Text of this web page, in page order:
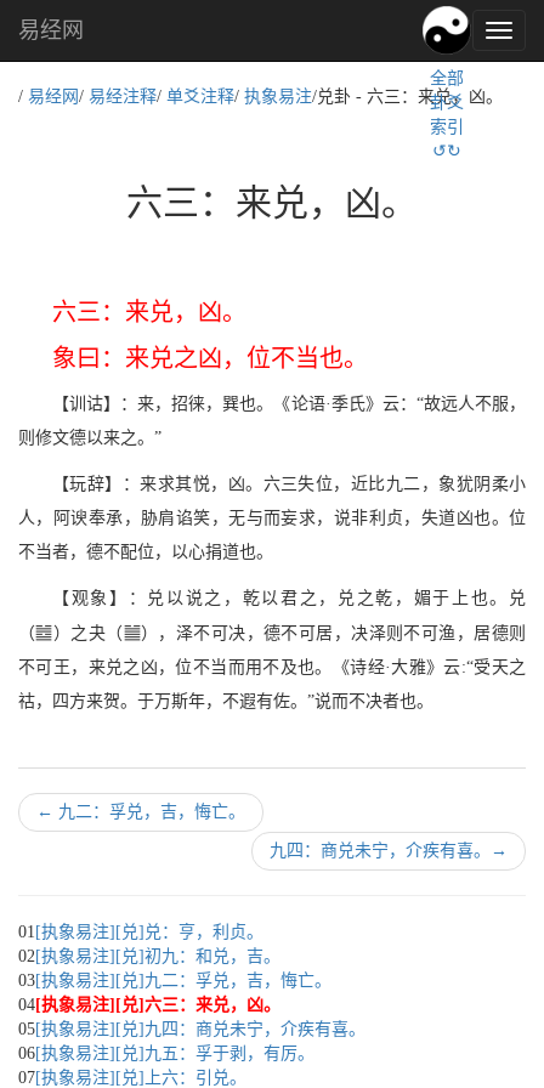
易
经
易经网
全部
卦爻
索引
↺↻
/ 易经网 / 易经注释/ 单爻注释/ 执象易注/兑卦 - 六三：来兑，凶。
六三：来兑，凶。
六三：来兑，凶。
象曰：来兑之凶，位不当也。
【训诂】：来，招徕，巽也。《论语·季氏》云：“故远人不服，
则修文德以来之。”
【玩辞】：来求其悦，凶。六三失位，近比九二，象犹阴柔小
人，阿谀奉承，胁肩谄笑，无与而妄求，说非利贞，失道凶也。位
不当者，德不配位，以心捐道也。
【观象】：兑以说之，乾以君之，兑之乾，媚于上也。兑
（V）之夬（b），泽不可决，德不可居，决泽则不可渔，居德则
不可王，来兑之凶，位不当而用不及也。《诗经·大雅》云:“受天之
祜，四方来贺。于万斯年，不遐有佐。”说而不决者也。
← 九二：孚兑，吉，悔亡。
九四：商兑未宁，介疾有喜。 →
01 [执象易注][兑]兑：亨，利贞。
02[执象易注][兑]初九：和兑，吉。
03[执象易注][兑]九二：孚兑，吉，悔亡。
04[执象易注][兑]六三：来兑，凶。
05[执象易注][兑]九四：商兑未宁，介疾有喜。
06[执象易注][兑]九五：孚于剥，有厉。
07[执象易注][兑]上六：引兑。